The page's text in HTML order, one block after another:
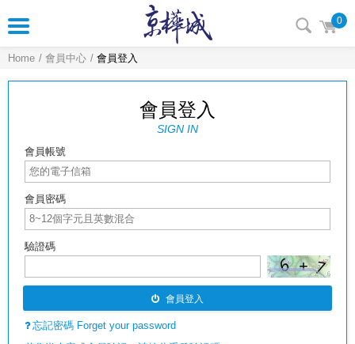
0
Home 會員中心 會員登入
會員登入
SIGN IN
會員帳號
會員密碼
驗證碼
會員登入
忘記密碼 Forget your password